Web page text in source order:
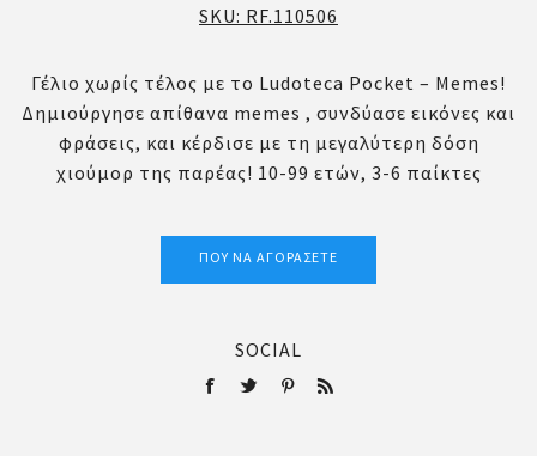
SKU: RF.110506
Γέλιο χωρίς τέλος με το Ludoteca Pocket – Memes!
Δημιούργησε απίθανα memes , συνδύασε εικόνες και
φράσεις, και κέρδισε με τη μεγαλύτερη δόση
χιούμορ της παρέας! 10-99 ετών, 3-6 παίκτες
ΠΟΎ ΝΑ ΑΓΟΡΆΣΕΤΕ
SOCIAL